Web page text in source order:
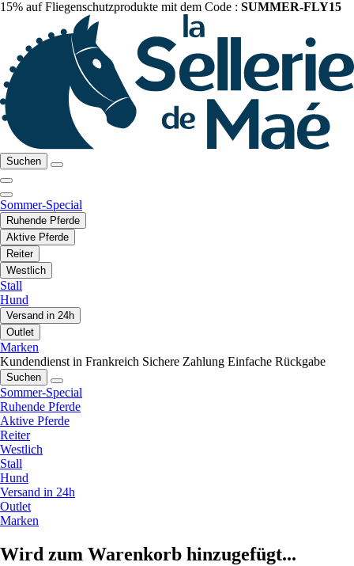
15% auf Fliegenschutzprodukte mit dem Code : SUMMER-FLY15
Suchen
Sommer-Special
Ruhende Pferde
Aktive Pferde
Reiter
Westlich
Stall
Hund
Versand in 24h
Outlet
Marken
Kundendienst in Frankreich Sichere Zahlung Einfache Rückgabe
Suchen
Sommer-Special
Ruhende Pferde
Aktive Pferde
Reiter
Westlich
Stall
Hund
Versand in 24h
Outlet
Marken
Wird zum Warenkorb hinzugefügt...